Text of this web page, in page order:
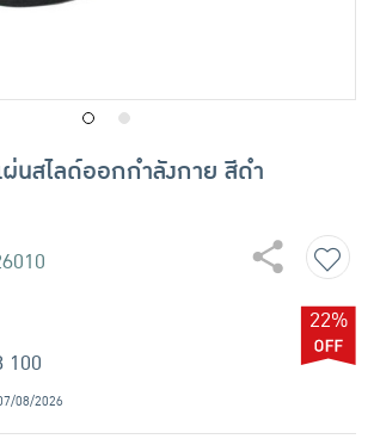
เกอรี่
นสไลด์ออกกำลังกาย สีดำ
22%
100
08/2026